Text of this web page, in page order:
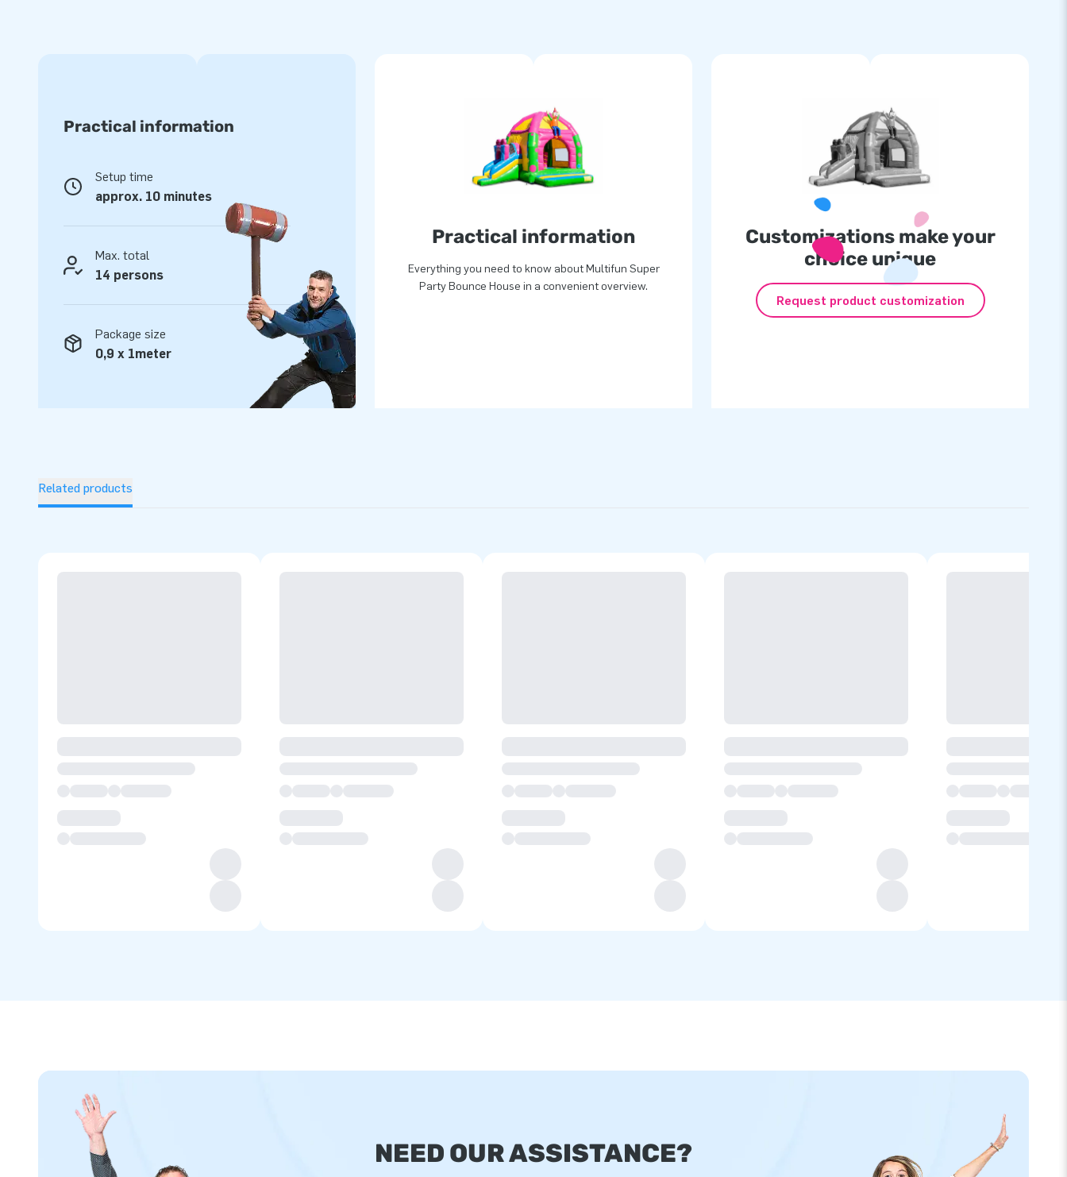
klanten de dag van hun leven!
JB laat al meer dan 15 jaar mensen wereldwijd een gat in de lucht springen. Vaak letterlijk.
Ons team van designers, ontwikkelaars en logistiek medewerkers leveren unieke
opblaasattracties op grootse wijze! Klanten zijn verzekerd van onze professionele
service en levering. Zij noemen ons ook wel creators of greatness.
Practical information
Setup time
approx. 10 minutes
Max. total
14 persons
Package size
0,9 x 1meter
Practical information
Everything you need to know about Multifun Super
Party Bounce House in a convenient overview.
Customizations make your
choice unique
Request product customization
Related products
NEED OUR ASSISTANCE?